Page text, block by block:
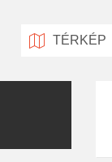
TÉRKÉP